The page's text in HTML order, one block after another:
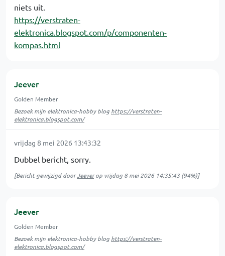
niets uit.
https://verstraten-
elektronica.blogspot.com/p/componenten-
kompas.html
Jeever
Golden Member
Bezoek mijn elektronica-hobby blog https://verstraten-
elektronica.blogspot.com/
vrijdag 8 mei 2026 13:43:32
Dubbel bericht, sorry.
[Bericht gewijzigd doorJeeverop vrijdag 8 mei 2026 14:35:43 (94%)]
Jeever
Golden Member
Bezoek mijn elektronica-hobby blog https://verstraten-
elektronica.blogspot.com/